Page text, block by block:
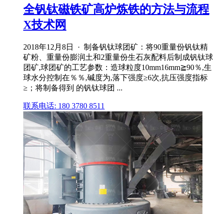
全钒钛磁铁矿高炉炼铁的方法与流程
X技术网
2018年12月8日 · 制备钒钛球团矿：将90重量份钒钛精
矿粉、重量份膨润土和2重量份生石灰配料后制成钒钛球
团矿,球团矿的工艺参数：造球粒度10mm16mm≧90％,生
球水分控制在％％,碱度为,落下强度≥6次,抗压强度指标
≥；将制备得到 的钒钛球团 ...
联系电话: 180 3780 8511